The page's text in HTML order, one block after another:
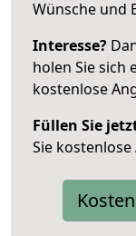
Wünsche und
Interesse?
holen Sie sich
kostenlose
Füllen Sie
Sie